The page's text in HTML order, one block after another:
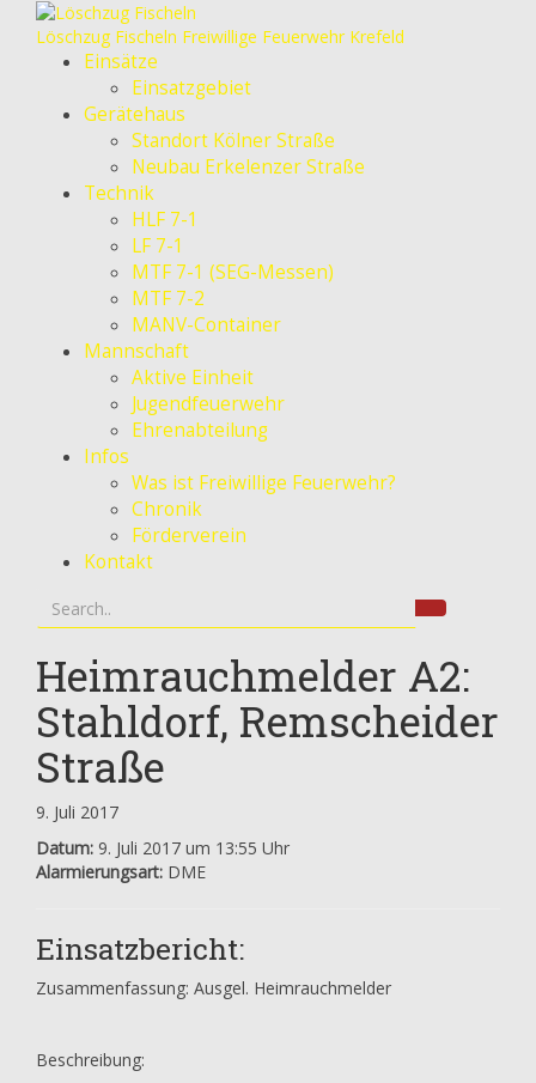
Löschzug Fischeln Freiwillige Feuerwehr Krefeld
Einsätze
Einsatzgebiet
Gerätehaus
Standort Kölner Straße
Neubau Erkelenzer Straße
Technik
HLF 7-1
LF 7-1
MTF 7-1 (SEG-Messen)
MTF 7-2
MANV-Container
Mannschaft
Aktive Einheit
Jugendfeuerwehr
Ehrenabteilung
Infos
Was ist Freiwillige Feuerwehr?
Chronik
Förderverein
Kontakt
Heimrauchmelder A2:
Stahldorf, Remscheider
Straße
9. Juli 2017
Datum: 9. Juli 2017 um 13:55 Uhr
Alarmierungsart: DME
Einsatzbericht:
Zusammenfassung: Ausgel. Heimrauchmelder
Beschreibung: